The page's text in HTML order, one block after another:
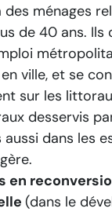
ménages
de 40 ans. Ils
ville, et se
sur les
desservis
dans les
en
(dans le